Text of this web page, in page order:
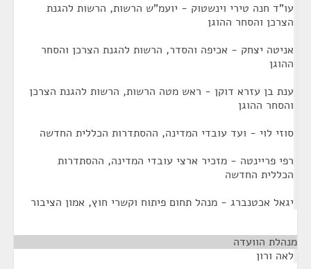
עו"ד חנה טירי וינשטוק - יועמ"ש הרשות, הרשות להגנת
הצרכן והסחר ההוגן
אניטה יצחק - אכיפה והסדר, הרשות להגנת הצרכן והסחר
ההוגן
ענת בן עזרא דוקן - ראש מטה הרשות, הרשות להגנת הצרכן
והסחר ההוגן
סוזי לוי - ועד עובדי המדינה, ההסתדרות הכללית החדשה
רפי פריינטה - מזכיר ארצי עובדי המדינה, ההסתדרות
הכללית החדשה
יגאל אכטנברג - מנהל תחום פיתוח וקשרי חוץ, אמון הציבור
מנהלת הוועדה
לאה ורון